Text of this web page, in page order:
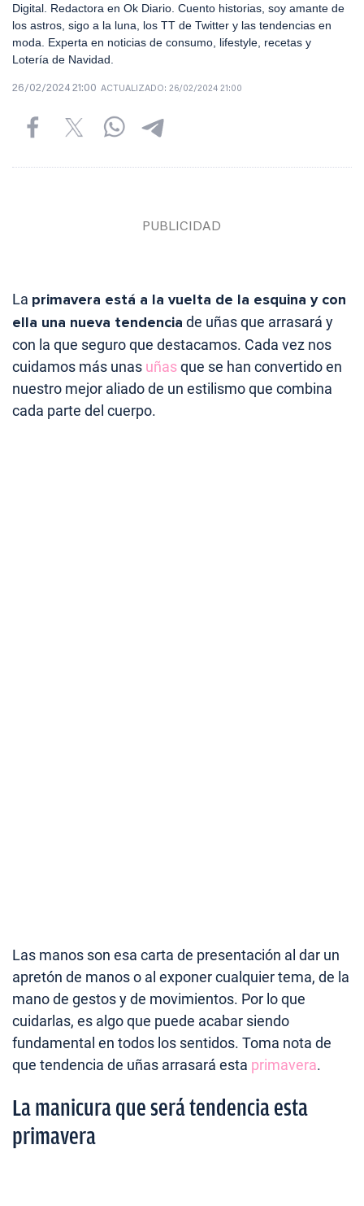
Digital. Redactora en Ok Diario. Cuento historias, soy amante de
los astros, sigo a la luna, los TT de Twitter y las tendencias en
moda. Experta en noticias de consumo, lifestyle, recetas y
Lotería de Navidad.
26/02/2024 21:00 ACTUALIZADO: 26/02/2024 21:00
La primavera está a la vuelta de la esquina y con
ella una nueva tendencia de uñas que arrasará y
con la que seguro que destacamos. Cada vez nos
cuidamos más unas uñasque se han convertido en
nuestro mejor aliado de un estilismo que combina
cada parte del cuerpo.
Las manos son esa carta de presentación al dar un
apretón de manos o al exponer cualquier tema, de la
mano de gestos y de movimientos. Por lo que
cuidarlas, es algo que puede acabar siendo
fundamental en todos los sentidos. Toma nota de
que tendencia de uñas arrasará esta primavera.
La manicura que será tendencia esta
primavera